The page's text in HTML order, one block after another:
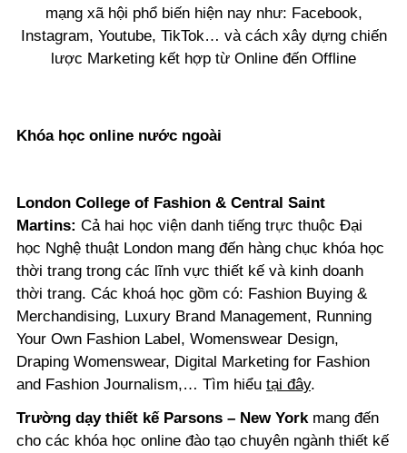
mạng xã hội phổ biến hiện nay như: Facebook,
Instagram, Youtube, TikTok… và cách xây dựng chiến
lược Marketing kết hợp từ Online đến Offline
Khóa học online nước ngoài
London College of Fashion & Central Saint
Martins: Cả hai học viện danh tiếng trực thuộc Đại
học Nghệ thuật London mang đến hàng chục khóa học
thời trang trong các lĩnh vực thiết kế và kinh doanh
thời trang. Các khoá học gồm có: Fashion Buying &
Merchandising, Luxury Brand Management, Running
Your Own Fashion Label, Womenswear Design,
Draping Womenswear, Digital Marketing for Fashion
and Fashion Journalism,… Tìm hiểu tại đây.
Trường dạy thiết kế Parsons – New York mang đến
cho các khóa học online đào tạo chuyên ngành thiết kế